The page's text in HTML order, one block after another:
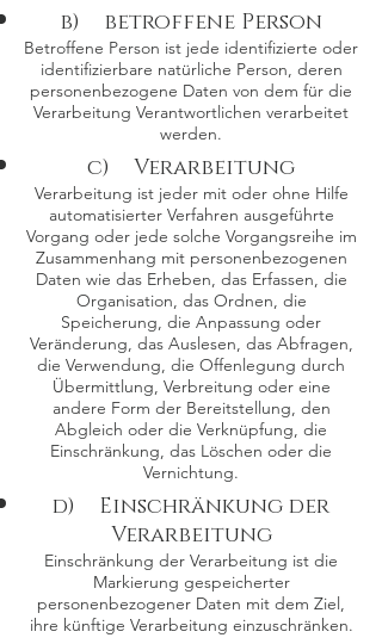
b) betroffene Person
Betroffene Person ist jede identifizierte oder
identifizierbare natürliche Person, deren
personenbezogene Daten von dem für die
Verarbeitung Verantwortlichen verarbeitet
werden.
c) Verarbeitung
Verarbeitung ist jeder mit oder ohne Hilfe
automatisierter Verfahren ausgeführte
Vorgang oder jede solche Vorgangsreihe im
Zusammenhang mit personenbezogenen
Daten wie das Erheben, das Erfassen, die
Organisation, das Ordnen, die
Speicherung, die Anpassung oder
Veränderung, das Auslesen, das Abfragen,
die Verwendung, die Offenlegung durch
Übermittlung, Verbreitung oder eine
andere Form der Bereitstellung, den
Abgleich oder die Verknüpfung, die
Einschränkung, das Löschen oder die
Vernichtung.
d) Einschränkung der
Verarbeitung
Einschränkung der Verarbeitung ist die
Markierung gespeicherter
personenbezogener Daten mit dem Ziel,
ihre künftige Verarbeitung einzuschränken.